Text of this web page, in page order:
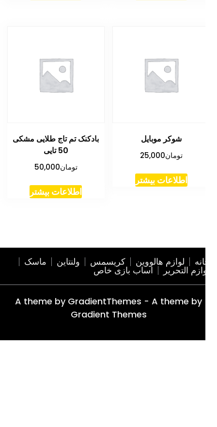
شوکر موبایل
تومان25,000
اطلاعات بیشتر
بادکنک تم تاج طلایی مشکی
تومان50,000
اطلاعات بیشتر
لوازم هالووین کریسمس ولنتاین ماسک
التحریر اساب بازی خاص
A theme by GradientThemes - A theme by
Gradient Themes